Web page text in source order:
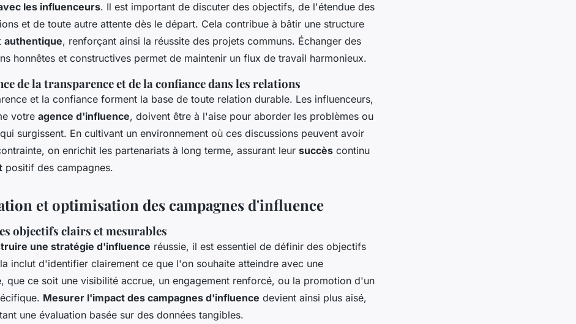
les influenceurs. Il est important de discuter des objectifs, de l'étendue des
et de toute autre attente dès le départ. Cela contribue à bâtir une structure
authentique, renforçant ainsi la réussite des projets communs. Échanger des
honnêtes et constructives permet de maintenir un flux de travail harmonieux.
de la transparence et de la confiance dans les relations
et la confiance forment la base de toute relation durable. Les influenceurs,
votre agence d'influence, doivent être à l'aise pour aborder les problèmes ou
surgissent. En cultivant un environnement où ces discussions peuvent avoir
on enrichit les partenariats à long terme, assurant leur succès continu
positif des campagnes.
et optimisation des campagnes d'influence
objectifs clairs et mesurables
une stratégie d'influence réussie, il est essentiel de définir des objectifs
inclut d'identifier clairement ce que l'on souhaite atteindre avec une
que ce soit une visibilité accrue, un engagement renforcé, ou la promotion d'un
Mesurer l'impact des campagnes d'influence devient ainsi plus aisé,
une évaluation basée sur des données tangibles.